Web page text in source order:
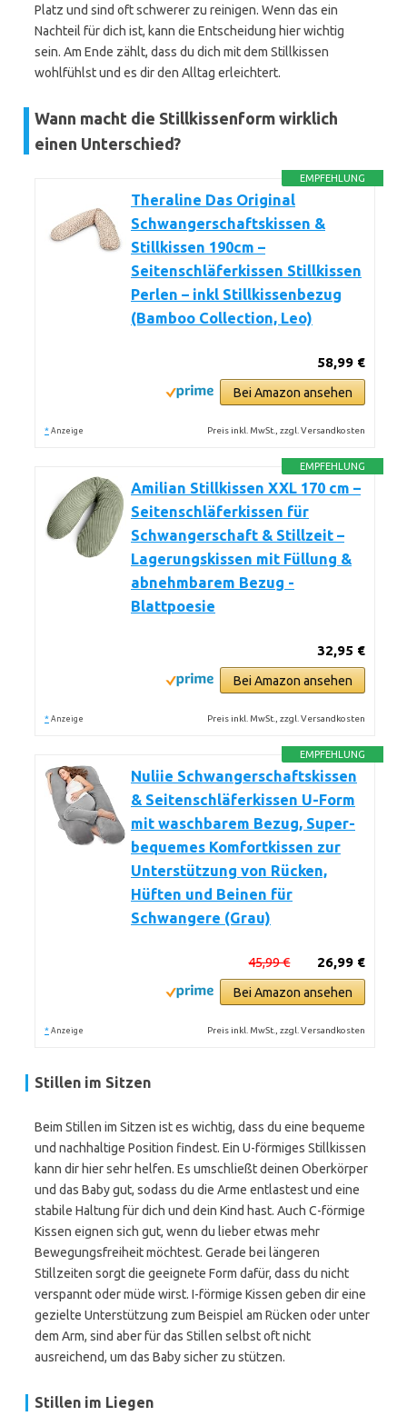
Platz und sind oft schwerer zu reinigen. Wenn das ein
Nachteil für dich ist, kann die Entscheidung hier wichtig
sein. Am Ende zählt, dass du dich mit dem Stillkissen
wohlfühlst und es dir den Alltag erleichtert.
Wann macht die Stillkissenform wirklich
einen Unterschied?
EMPFEHLUNG
Theraline Das Original
Schwangerschaftskissen &
Stillkissen 190cm –
Seitenschläferkissen Stillkissen
Perlen – inkl Stillkissenbezug
(Bamboo Collection, Leo)
58,99 €
Bei Amazon ansehen
* Anzeige Preis inkl. MwSt., zzgl. Versandkosten
EMPFEHLUNG
Amilian Stillkissen XXL 170 cm –
Seitenschläferkissen für
Schwangerschaft & Stillzeit –
Lagerungskissen mit Füllung &
abnehmbarem Bezug -
Blattpoesie
32,95 €
Bei Amazon ansehen
* Anzeige Preis inkl. MwSt., zzgl. Versandkosten
EMPFEHLUNG
Nuliie Schwangerschaftskissen
& Seitenschläferkissen U-Form
mit waschbarem Bezug, Super-
bequemes Komfortkissen zur
Unterstützung von Rücken,
Hüften und Beinen für
Schwangere (Grau)
26,99 €
45,99 €
Bei Amazon ansehen
* Anzeige Preis inkl. MwSt., zzgl. Versandkosten
Stillen im Sitzen
Beim Stillen im Sitzen ist es wichtig, dass du eine bequeme
und nachhaltige Position findest. Ein U-förmiges Stillkissen
kann dir hier sehr helfen. Es umschließt deinen Oberkörper
und das Baby gut, sodass du die Arme entlastest und eine
stabile Haltung für dich und dein Kind hast. Auch C-förmige
Kissen eignen sich gut, wenn du lieber etwas mehr
Bewegungsfreiheit möchtest. Gerade bei längeren
Stillzeiten sorgt die geeignete Form dafür, dass du nicht
verspannt oder müde wirst. I-förmige Kissen geben dir eine
gezielte Unterstützung zum Beispiel am Rücken oder unter
dem Arm, sind aber für das Stillen selbst oft nicht
ausreichend, um das Baby sicher zu stützen.
Stillen im Liegen